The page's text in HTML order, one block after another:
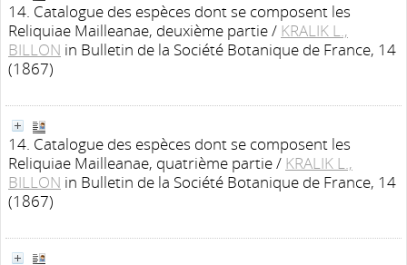
14. Catalogue des espèces dont se composent les
Reliquiae Mailleanae, deuxième partie/ KRALIK L.,
BILLON in Bulletin de la Société Botanique de France, 14
(1867)
14. Catalogue des espèces dont se composent les
Reliquiae Mailleanae, quatrième partie/ KRALIK L.,
BILLON in Bulletin de la Société Botanique de France, 14
(1867)